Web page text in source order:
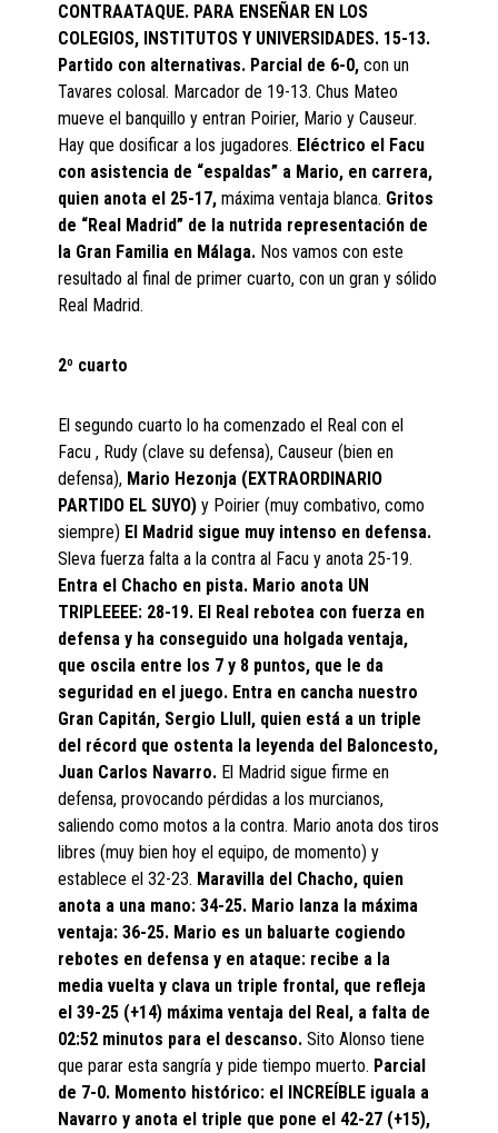
CONTRAATAQUE. PARA ENSEÑAR EN LOS
COLEGIOS, INSTITUTOS Y UNIVERSIDADES. 15-13.
Partido con alternativas. Parcial de 6-0,con un
Tavares colosal. Marcador de 19-13. Chus Mateo
mueve el banquillo y entran Poirier, Mario y Causeur.
Hay que dosificar a los jugadores. Eléctrico el Facu
con asistencia de “espaldas” a Mario, en carrera,
quien anota el 25-17,máxima ventaja blanca. Gritos
de “Real Madrid” de la nutrida representación de
la Gran Familia en Málaga. Nos vamos con este
resultado al final de primer cuarto, con un gran y sólido
Real Madrid.
2º cuarto
El segundo cuarto lo ha comenzado el Real con el
Facu , Rudy (clave su defensa), Causeur (bien en
defensa), Mario Hezonja (EXTRAORDINARIO
PARTIDO EL SUYO)y Poirier (muy combativo, como
siempre) El Madrid sigue muy intenso en defensa.
Sleva fuerza falta a la contra al Facu y anota 25-19.
Entra el Chacho en pista. Mario anota UN
TRIPLEEEE: 28-19. El Real rebotea con fuerza en
defensa y ha conseguido una holgada ventaja,
que oscila entre los 7 y 8 puntos, que le da
seguridad en el juego. Entra en cancha nuestro
Gran Capitán, Sergio Llull, quien está a un triple
del récord que ostenta la leyenda del Baloncesto,
Juan Carlos Navarro. El Madrid sigue firme en
defensa, provocando pérdidas a los murcianos,
saliendo como motos a la contra. Mario anota dos tiros
libres (muy bien hoy el equipo, de momento) y
establece el 32-23. Maravilla del Chacho, quien
anota a una mano: 34-25. Mario lanza la máxima
ventaja: 36-25. Mario es un baluarte cogiendo
rebotes en defensa y en ataque: recibe a la
media vuelta y clava un triple frontal, que refleja
el 39-25 (+14) máxima ventaja del Real, a falta de
02:52 minutos para el descanso.Sito Alonso tiene
que parar esta sangría y pide tiempo muerto. Parcial
de 7-0. Momento histórico: el INCREÍBLE iguala a
Navarro y anota el triple que pone el 42-27 (+15),